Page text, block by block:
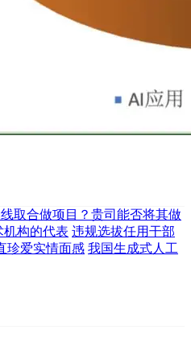
取合做项目？贵司能否将其做
构的代表 违规选拔任用干部
珍爱实情面感 我国生成式人工